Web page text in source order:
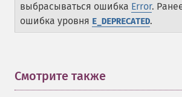
выбрасываться ошибка Error.
ошибка уровня E_DEPRECATED.
Смотрите также